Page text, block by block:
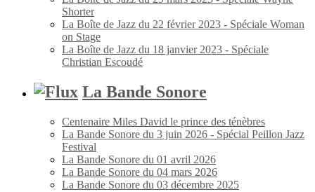
Shorter
La Boîte de Jazz du 22 février 2023 - Spéciale Woman
on Stage
La Boîte de Jazz du 18 janvier 2023 - Spéciale
Christian Escoudé
La Bande Sonore
Centenaire Miles David le prince des ténèbres
La Bande Sonore du 3 juin 2026 - Spécial Peillon Jazz
Festival
La Bande Sonore du 01 avril 2026
La Bande Sonore du 04 mars 2026
La Bande Sonore du 03 décembre 2025